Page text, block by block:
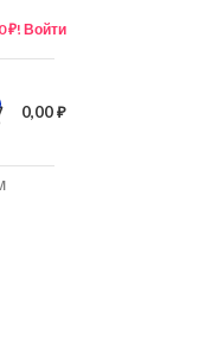
₽! Войти
0,00₽